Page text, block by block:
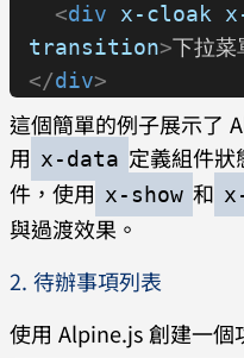
  <
div x-cloak
transition>下拉
</div>
這個簡單的例子展示了
用 x-data 定義組件狀
件，使用 x-show 和
與過渡效果。
2. 待辦事項列表
使用 Alpine.js 創建一個